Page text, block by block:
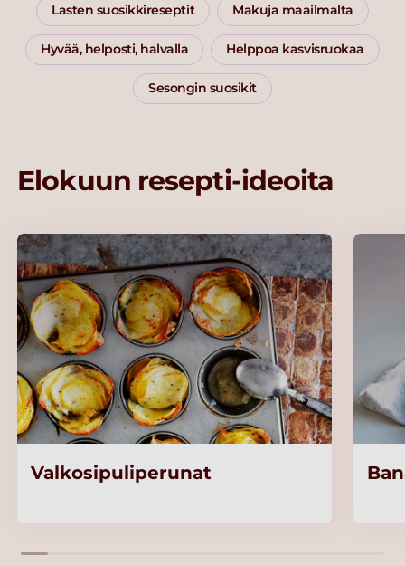
Lasten suosikkireseptit Makuja maailmalta
Hyvää, helposti, halvalla Helppoa kasvisruokaa
Sesongin suosikit
Elokuun resepti-ideoita
Valkosipuliperunat